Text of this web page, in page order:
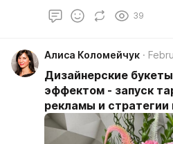
39
Алиса Коломейчук
Дизайнерские
эффектом - запуск
рекламы и